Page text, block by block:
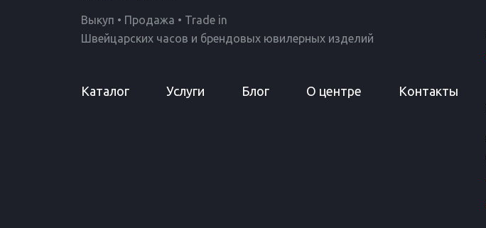
Выкуп • Продажа • Trade in
Швейцарских часов и брендовых ювилерных изделий
Каталог Услуги Блог О центре Контакты